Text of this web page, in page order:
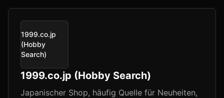
1999.co.jp
(Hobby
Search)
1999.co.jp (Hobby Search)
Japanischer Shop, häufig Quelle für Neuheiten,